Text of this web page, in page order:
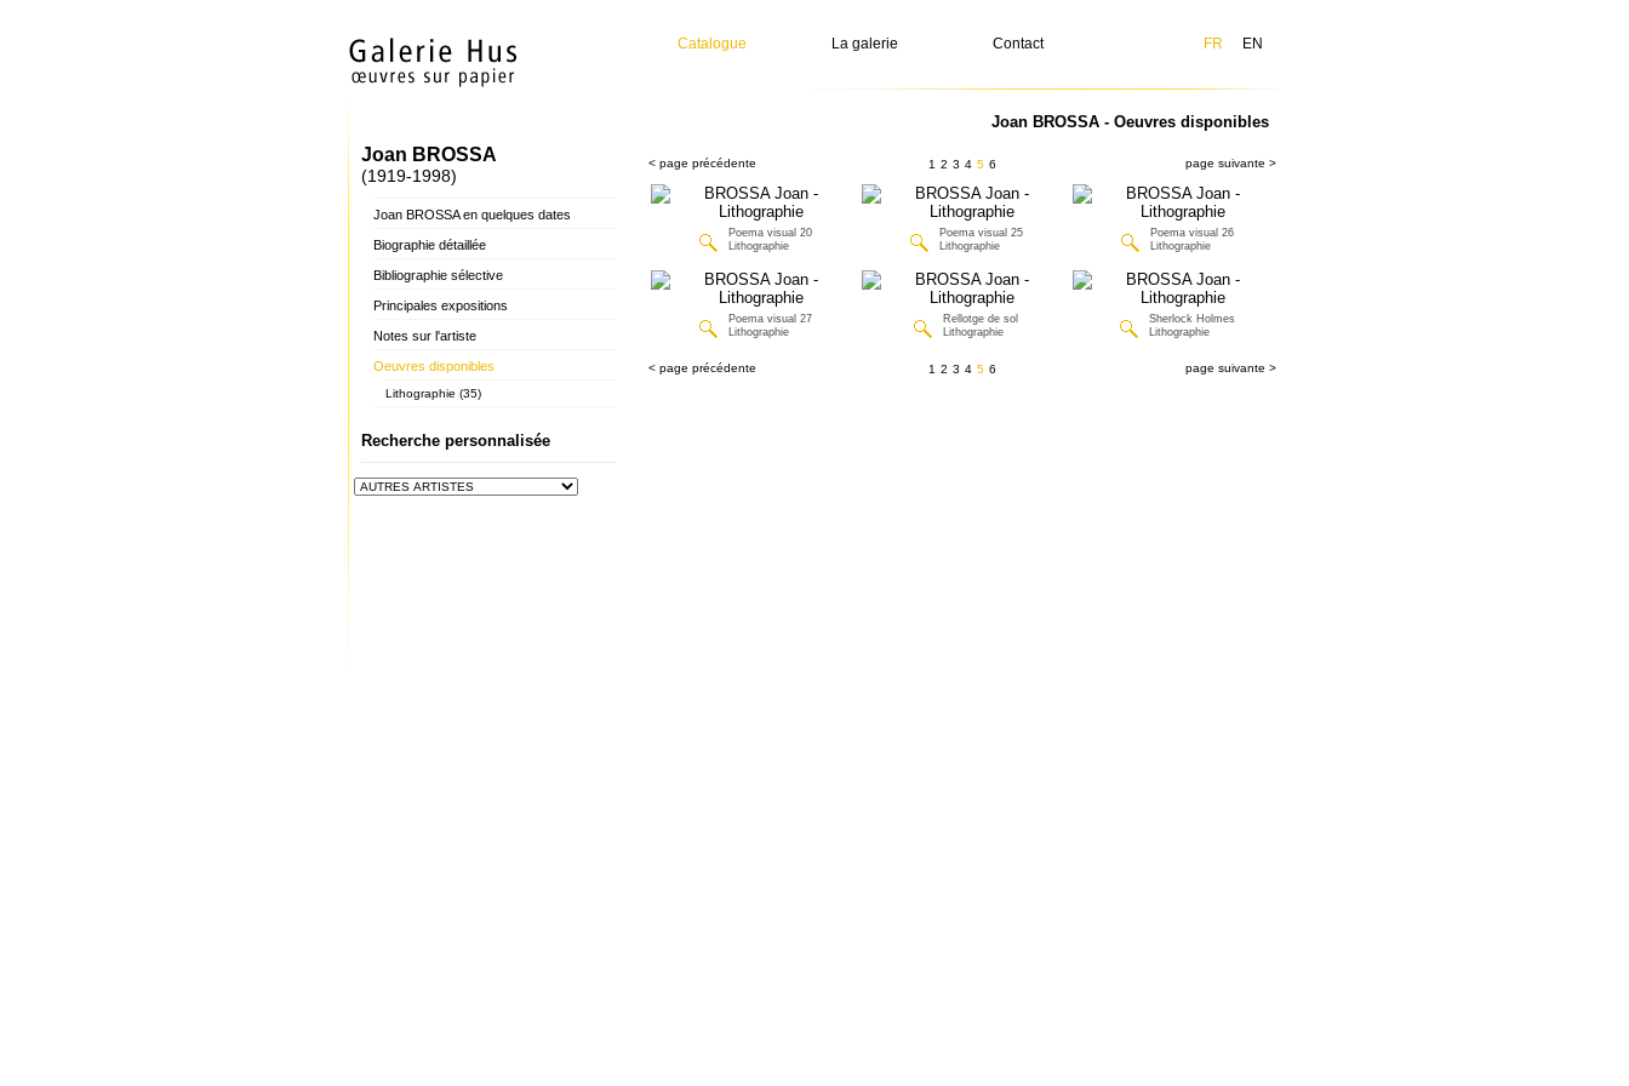
Catalogue La galerie Contact FR EN
Joan BROSSA
(1919-1998)
Joan BROSSA en quelques dates
Biographie détaillée
Bibliographie sélective
Principales expositions
Notes sur l'artiste
Oeuvres disponibles
Lithographie (35)
Recherche personnalisée
Joan BROSSA - Oeuvres disponibles
< page précédente 1 2 3 4 5 6 page suivante >
Poema visual 20
Lithographie
Poema visual 25
Lithographie
Poema visual 26
Lithographie
Poema visual 27
Lithographie
Rellotge de sol
Lithographie
Sherlock Holmes
Lithographie
< page précédente 1 2 3 4 5 6 page suivante >